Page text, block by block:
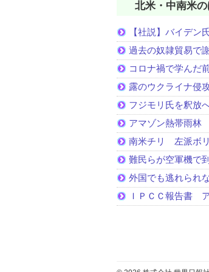
北米・中南米
【社説】バイデ
過去の奴隷貿易で
コロナ禍で学んだ
露のウクライナ侵
フジモリ氏を釈放
アマゾン熱帯雨
南米チリ 左派ボ
難民らが空軍機で
外国でも逃れられ
ＩＰＣＣ報告書